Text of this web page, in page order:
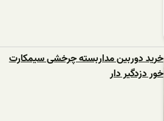
خرید دوربین مداربسته چرخشی سیمکارت
خور دزدگیر دار